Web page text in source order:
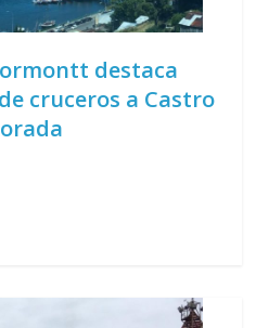
destaca
cruceros a Castro